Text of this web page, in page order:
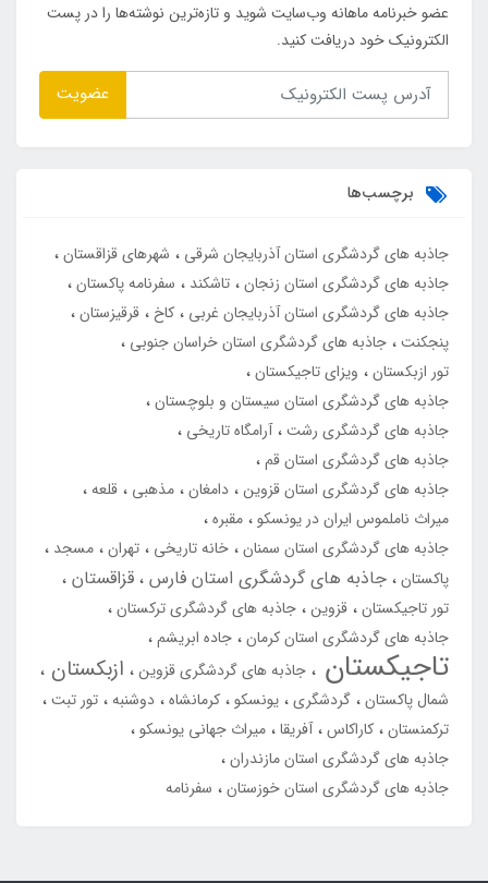
عضو خبرنامه ماهانه وب‌سایت شوید و تازه‌ترین نوشته‌ها را در پست
الکترونیک خود دریافت کنید.
عضویت
برچسب‌ها
جاذبه های گردشگری استان آذربایجان شرقی
شهرهای قزاقستان
جاذبه های گردشگری استان زنجان تاشکند
سفرنامه پاکستان
جاذبه های گردشگری استان آذربایجان غربی
کاخ قرقیزستان
پنجکنت جاذبه های گردشگری استان خراسان جنوبی
تور ازبکستان
ویزای تاجیکستان
جاذبه های گردشگری استان سیستان و بلوچستان
جاذبه های گردشگری رشت آرامگاه تاریخی
جاذبه های گردشگری استان قم
جاذبه های گردشگری استان قزوین دامغان مذهبی
قلعه
میراث ناملموس ایران در یونسکو مقبره
جاذبه های گردشگری استان سمنان خانه تاریخی تهران مسجد
پاکستان جاذبه های گردشگری استان فارس قزاقستان
تور تاجیکستان قزوین جاذبه های گردشگری ترکستان
جاذبه های گردشگری استان کرمان جاده ابریشم
تاجیکستان جاذبه های گردشگری قزوین ازبکستان
شمال پاکستان گردشگری یونسکو کرمانشاه دوشنبه تور تبت
ترکمنستان کاراکاس آفریقا میراث جهانی یونسکو
جاذبه های گردشگری استان مازندران
جاذبه های گردشگری استان خوزستان
سفرنامه